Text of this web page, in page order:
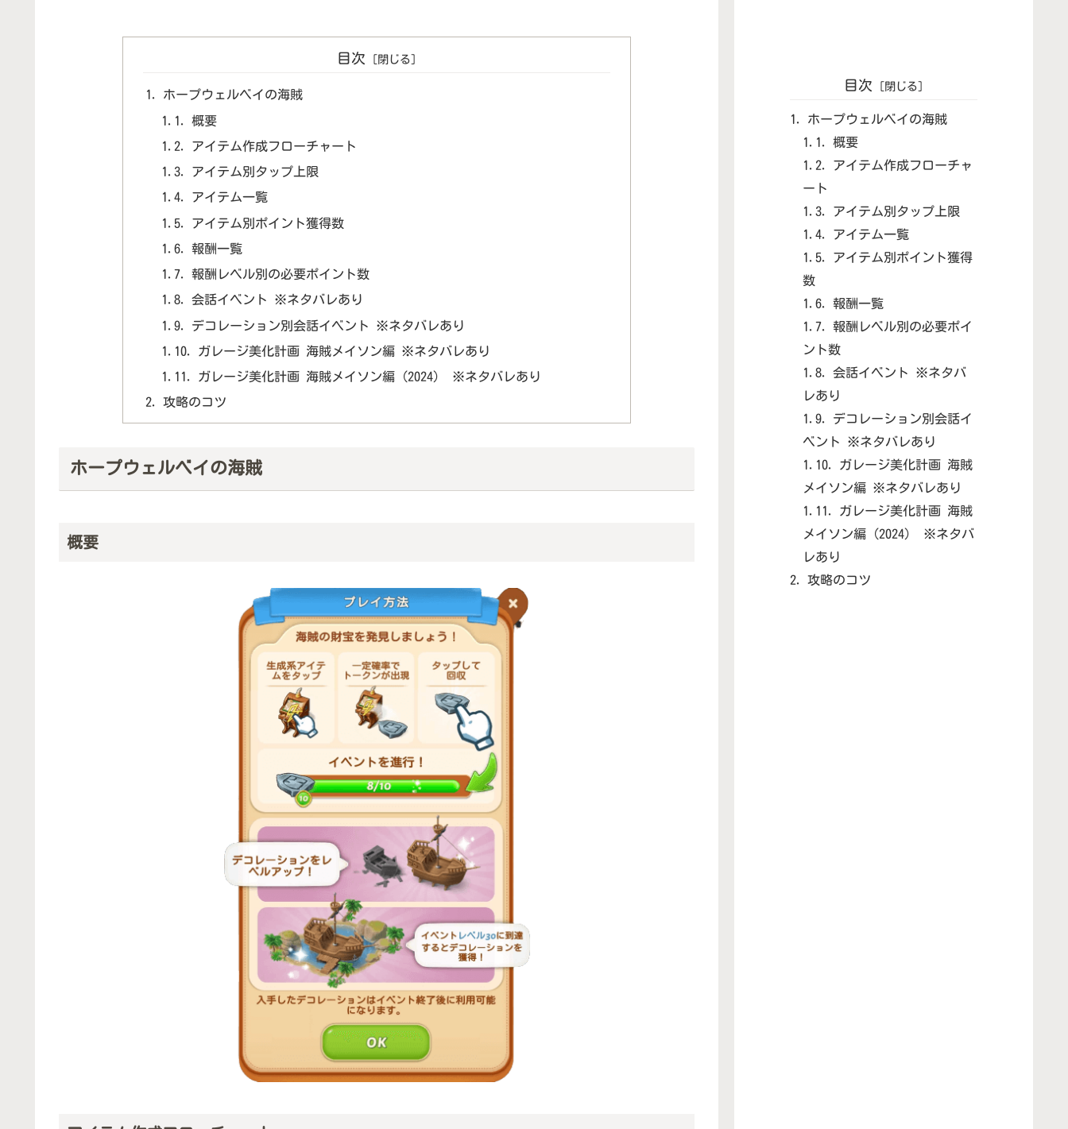
目次
ホープウェルベイの海賊
概要
アイテム作成フローチャート
アイテム別タップ上限
アイテム一覧
アイテム別ポイント獲得数
報酬一覧
報酬レベル別の必要ポイント数
会話イベント ※ネタバレあり
デコレーション別会話イベント ※ネタバレあり
ガレージ美化計画 海賊メイソン編 ※ネタバレあり
ガレージ美化計画 海賊メイソン編（2024） ※ネタバレあり
攻略のコツ
ホープウェルベイの海賊
概要
目次
ホープウェルベイの海賊
概要
アイテム作成フローチャ
ート
アイテム別タップ上限
アイテム一覧
アイテム別ポイント獲得
数
報酬一覧
報酬レベル別の必要ポイ
ント数
会話イベント ※ネタバ
レあり
デコレーション別会話イ
ベント ※ネタバレあり
ガレージ美化計画 海賊
メイソン編 ※ネタバレあり
ガレージ美化計画 海賊
メイソン編（2024） ※ネタバ
レあり
攻略のコツ